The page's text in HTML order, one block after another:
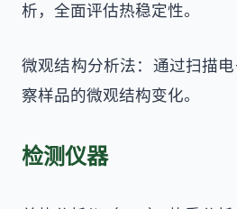
析，全面评估热稳定性。
微观结构分析法：通过扫描
察样品的微观结构变化。
检测仪器